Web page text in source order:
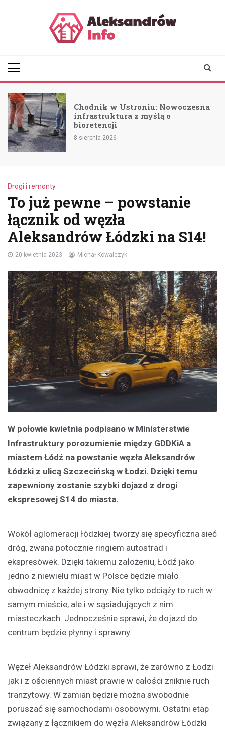
Chodnik w Ustroniu: Nowoczesna
infrastruktura z myślą o
bioretencji
8 sierpnia 2026
Drogi i remonty
To już pewne – powstanie
łącznik od węzła
Aleksandrów Łódzki na S14!
20 kwietnia 2023 Michał Kowalczyk
W połowie kwietnia podpisano w Ministerstwie
Infrastruktury porozumienie między GDDKiA a
miastem Łódź na powstanie węzła Aleksandrów
Łódzki z ulicą Szczecińską w Łodzi. Dzięki temu
zapewniony zostanie szybki dojazd z drogi
ekspresowej S14 do miasta.
Wokół aglomeracji łódzkiej tworzy się specyficzna sieć
dróg, zwana potocznie ringiem autostrad i
ekspresówek. Dzięki takiemu założeniu, Łódź jako
jedno z niewielu miast w Polsce będzie miało
obwodnicę z każdej strony. Nie tylko odciąży to ruch w
samym mieście, ale i w sąsiadujących z nim
miasteczkach. Jednocześnie sprawi, że dojazd do
centrum będzie płynny i sprawny.
Węzeł Aleksandrów Łódzki sprawi, że zarówno z Łodzi
jak i z ościennych miast prawie w całości zniknie ruch
tranzytowy. W zamian będzie można swobodnie
poruszać się samochodami osobowymi. Ostatni etap
związany z łącznikiem do węzła Aleksandrów Łódzki